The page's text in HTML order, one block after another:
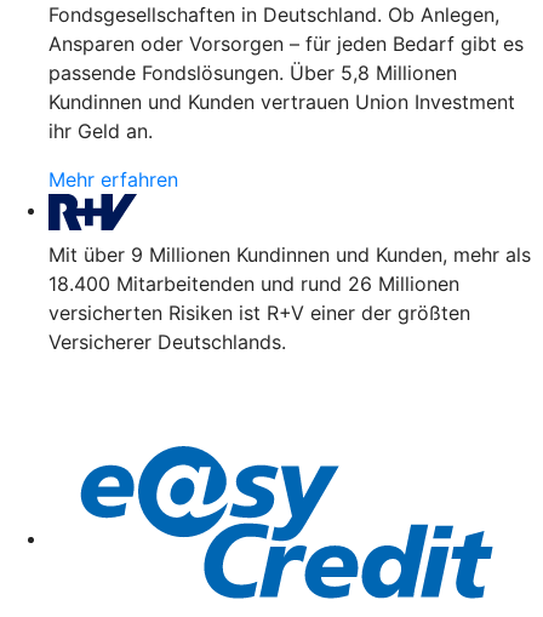
Fondsgesellschaften in Deutschland. Ob Anlegen,
Ansparen oder Vorsorgen – für jeden Bedarf gibt es
passende Fondslösungen. Über 5,8 Millionen
Kundinnen und Kunden vertrauen Union Investment
ihr Geld an.
Mehr erfahren
Mit über 9 Millionen Kundinnen und Kunden, mehr als
18.400 Mitarbeitenden und rund 26 Millionen
versicherten Risiken ist R+V einer der größten
Versicherer Deutschlands.